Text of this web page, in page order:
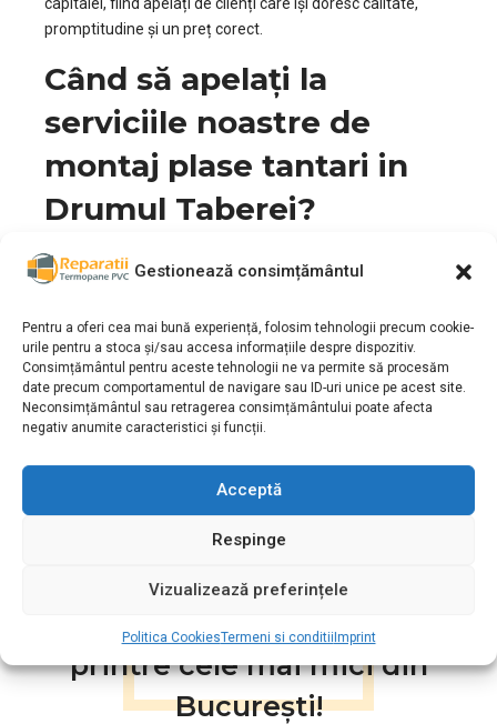
Gestionează consimțământul
Pentru a oferi cea mai bună experiență, folosim tehnologii precum cookie-
urile pentru a stoca și/sau accesa informațiile despre dispozitiv.
Consimțământul pentru aceste tehnologii ne va permite să procesăm
date precum comportamentul de navigare sau ID-uri unice pe acest site.
Neconsimțământul sau retragerea consimțământului poate afecta
negativ anumite caracteristici și funcții.
Acceptă
Respinge
Vizualizează preferințele
Politica CookiesTermeni si conditii Imprint
promptitudine și un preț corect.
Când să apelați la
serviciile noastre de
montaj plase tantari in
Drumul Taberei?
Dacă doriți să aerisiți locuința fără grija insectelor sau a
pufului de plop.
Dacă ați schimbat tâmplăria și aveți nevoie de sisteme
noi de protecție.
Dacă doriți sisteme moderne (plisse sau rulou) pentru
spații înguste.
Aveți un buget limitat?
Puteți apela cu încredere la
noi, prețurile noastre fiind
printre cele mai mici din
București!